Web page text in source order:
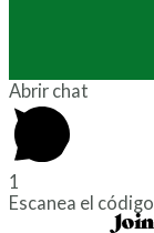
Abrir chat
1
Escanea el código